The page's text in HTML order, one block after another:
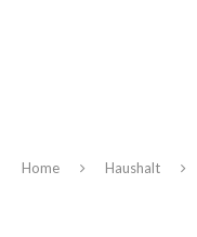
Home Haushalt